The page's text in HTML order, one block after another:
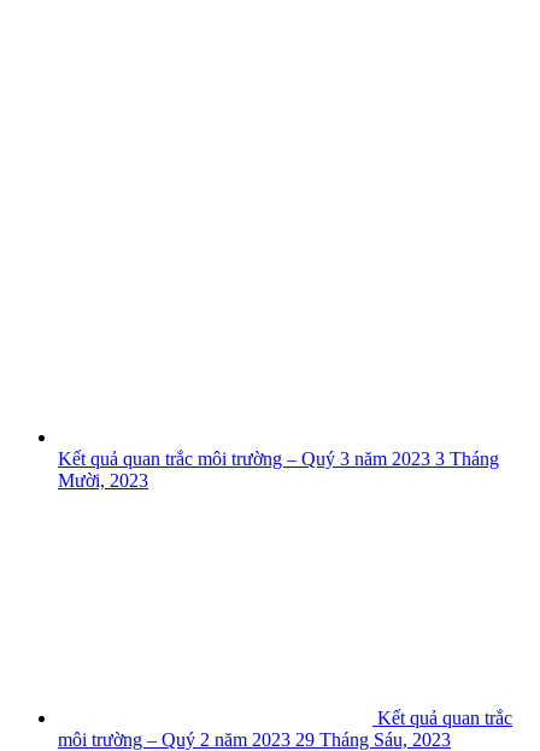
Kết quả quan trắc môi trường – Quý 3 năm 2023 3 Tháng
Mười, 2023
Kết quả quan trắc
môi trường – Quý 2 năm 2023 29 Tháng Sáu, 2023